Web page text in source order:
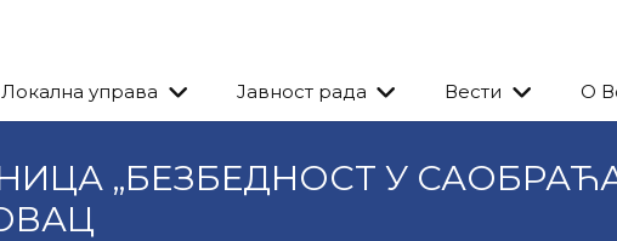
Локална управа Јавност рада Вести О
„БЕЗБЕДНОСТ У